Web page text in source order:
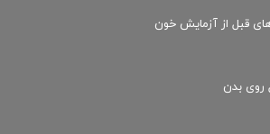
قبل از آزمایش خون
روی بدن